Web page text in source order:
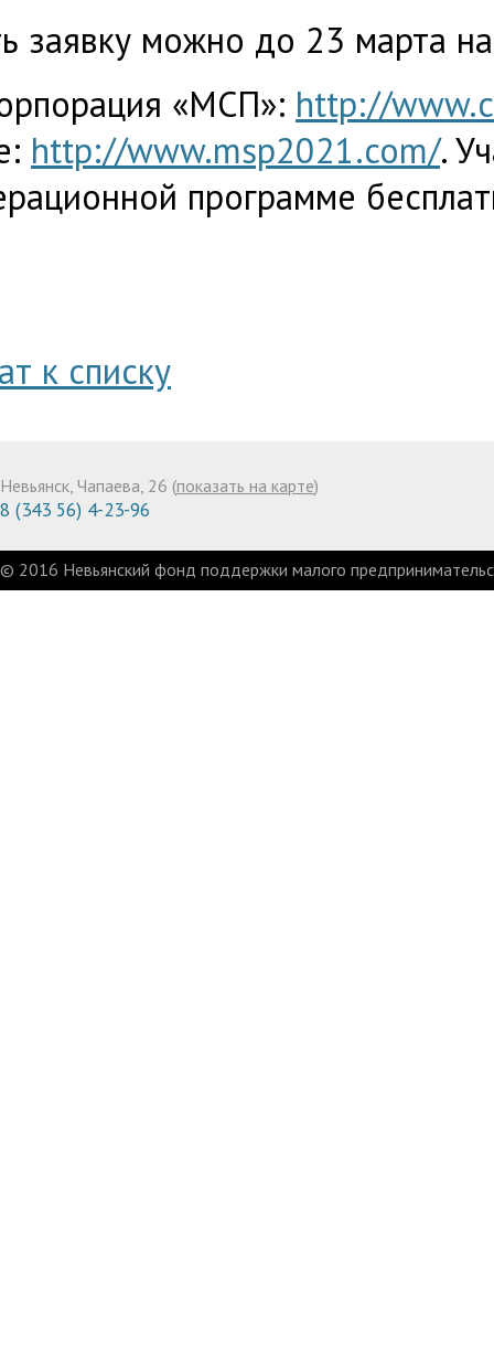
заявку можно до 23 марта
«МСП»: http://
http://www.msp2021.com/.
программе
к списку
Невьянск, Чапаева, 26 (показать на карте)
8 (343 56) 4-23-96
© 2016 Невьянский фонд поддержки малого